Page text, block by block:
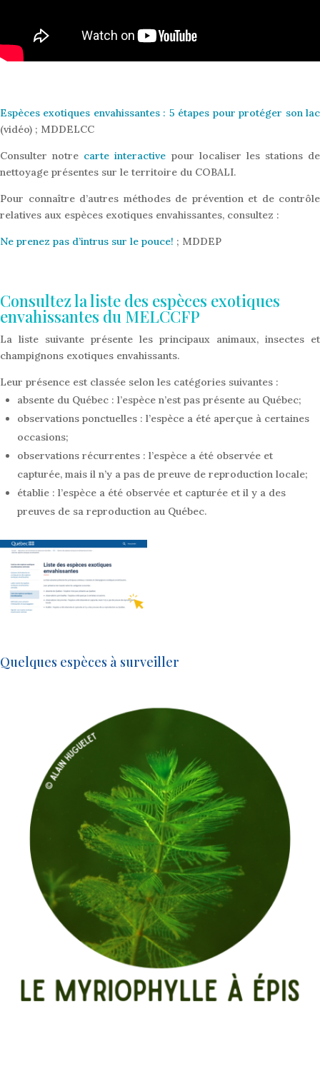
Espèces exotiques envahissantes : 5 étapes pour protéger son lac
(vidéo) ; MDDELCC
Consulter notre carte interactive pour localiser les stations de
nettoyage présentes sur le territoire du COBALI.
Pour connaître d’autres méthodes de prévention et de contrôle
relatives aux espèces exotiques envahissantes, consultez :
Ne prenez pas d’intrus sur le pouce! ; MDDEP
Consultez la liste des espèces exotiques
envahissantes du MELCCFP
La liste suivante présente les principaux animaux, insectes et
champignons exotiques envahissants.
Leur présence est classée selon les catégories suivantes :
absente du Québec : l’espèce n’est pas présente au Québec;
observations ponctuelles : l’espèce a été aperçue à certaines
occasions;
observations récurrentes : l’espèce a été observée et
capturée, mais il n’y a pas de preuve de reproduction locale;
établie : l’espèce a été observée et capturée et il y a des
preuves de sa reproduction au Québec.
Quelques espèces à surveiller